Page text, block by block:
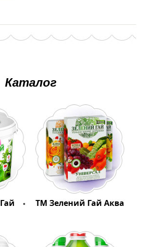
Каталог
ТМ Зелений Гай Аква